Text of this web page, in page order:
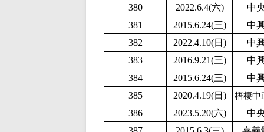
380
2022.6.4(六)
中
381
2015.6.24(三)
中
382
2022.4.10(日)
中
383
2016.9.21(三)
中
384
2015.6.24(三)
中
385
2020.4.19(日) 梧棲中
386 2023.5.20(六)
中